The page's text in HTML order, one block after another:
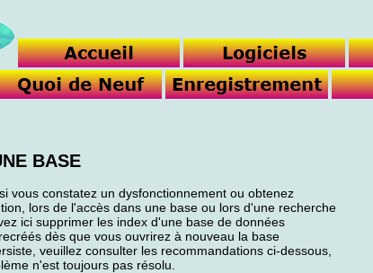
BASE
vous constatez un dysfonctionnement ou obtenez
lors de l'accès dans une base ou lors d'une recherche
ici supprimer les index d'une base de données
dès que vous ouvrirez à nouveau la base
veuillez consulter les recommandations ci-dessous,
n'est toujours pas résolu.